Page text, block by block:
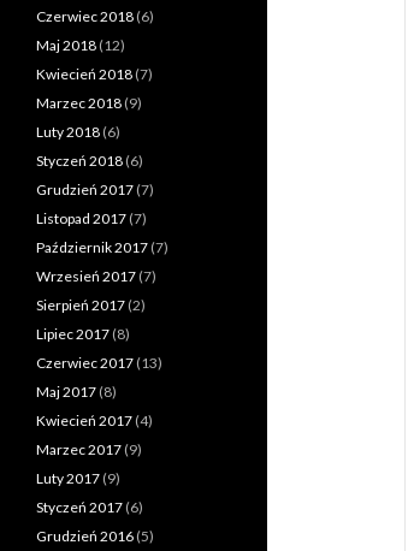
Czerwiec 2018 (6)
Maj 2018 (12)
Kwiecień 2018 (7)
Marzec 2018 (9)
Luty 2018 (6)
Styczeń 2018 (6)
Grudzień 2017 (7)
Listopad 2017 (7)
Październik 2017 (7)
Wrzesień 2017 (7)
Sierpień 2017 (2)
Lipiec 2017 (8)
Czerwiec 2017 (13)
Maj 2017 (8)
Kwiecień 2017 (4)
Marzec 2017 (9)
Luty 2017 (9)
Styczeń 2017 (6)
Grudzień 2016 (5)